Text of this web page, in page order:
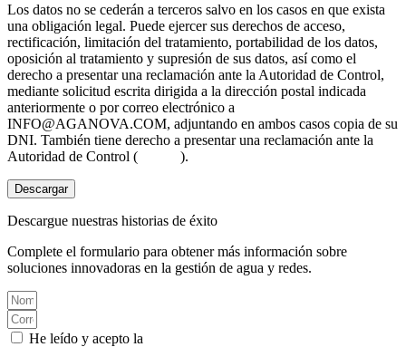
Los datos no se cederán a terceros salvo en los casos en que exista
una obligación legal. Puede ejercer sus derechos de acceso,
rectificación, limitación del tratamiento, portabilidad de los datos,
oposición al tratamiento y supresión de sus datos, así como el
derecho a presentar una reclamación ante la Autoridad de Control,
mediante solicitud escrita dirigida a la dirección postal indicada
anteriormente o por correo electrónico a
INFO@AGANOVA.COM, adjuntando en ambos casos copia de su
DNI. También tiene derecho a presentar una reclamación ante la
Autoridad de Control (
).
Descargar
Descargue nuestras historias de éxito
Complete el formulario para obtener más información sobre
soluciones innovadoras en la gestión de agua y redes.
He leído y acepto la